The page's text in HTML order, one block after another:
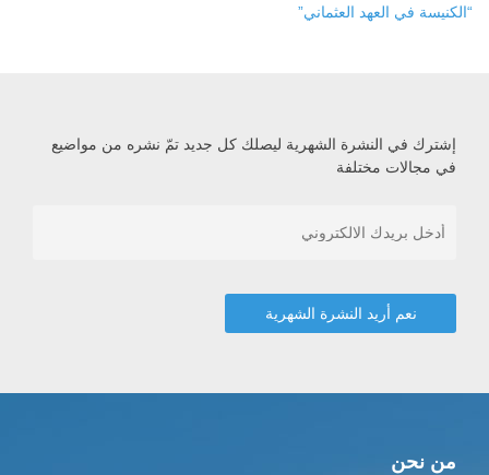
“الكنيسة في العهد العثماني”
إشترك في النشرة الشهرية ليصلك كل جديد تمّ نشره من مواضيع
في مجالات مختلفة
من نحن